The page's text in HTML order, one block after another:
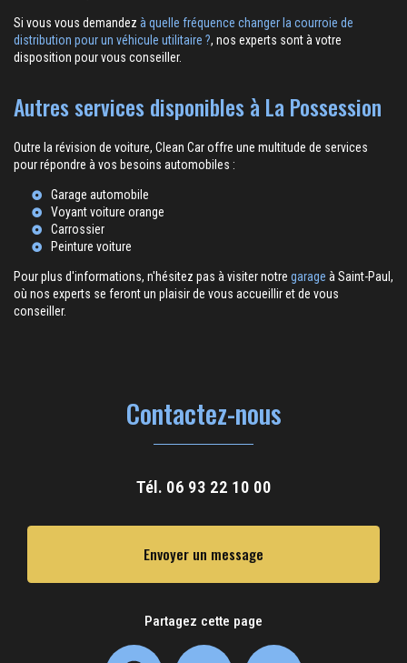
Si vous vous demandez à quelle fréquence changer la courroie de
distribution pour un véhicule utilitaire ?, nos experts sont à votre
disposition pour vous conseiller.
Autres services disponibles à La Possession
Outre la révision de voiture, Clean Car offre une multitude de services
pour répondre à vos besoins automobiles :
Garage automobile
Voyant voiture orange
Carrossier
Peinture voiture
Pour plus d'informations, n'hésitez pas à visiter notre garage à Saint-Paul,
où nos experts se feront un plaisir de vous accueillir et de vous
conseiller.
Contactez-nous
Tél. 06 93 22 10 00
Envoyer un message
Partagez cette page
Facebook